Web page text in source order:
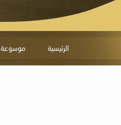
الرئيسية موسوعة